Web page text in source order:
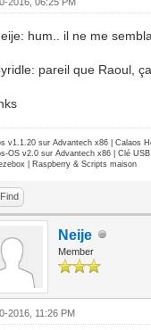
hum.. il ne me
pareil que Raoul,
v1.1.20 sur Advantech x86 | Calaos
OS v2.0 sur Advantech x86 | Clé USB
| Raspberry & Scripts maison
Find
Neije
Member
2016, 11:26 PM